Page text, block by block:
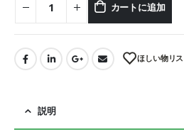
カートに追加
ほしい物リ
説明